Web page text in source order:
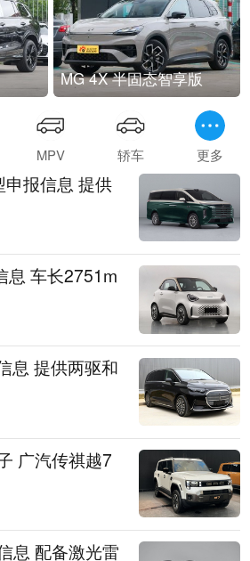
MG 4X 半固态智享版
MPV 轿车 更多
报信息 提供
息 车长2751m
息 提供两驱和
广汽传祺越7
息 配备激光雷